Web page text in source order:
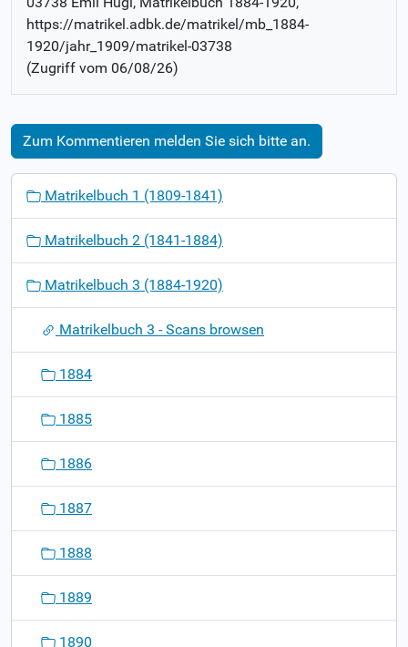
https://matrikel.adbk.de/matrikel/mb_1884-
1920/jahr_1909/matrikel-03738
(Zugriff vom 06/08/26)
Zum Kommentieren melden Sie sich bitte an.
o
Matrikelbuch 1 (1809-1841)
Matrikelbuch 2 (1841-1884)
Matrikelbuch 3 (1884-1920)
Matrikelbuch 3 - Scans browsen
1884
1885
1886
1887
1888
1889
1890